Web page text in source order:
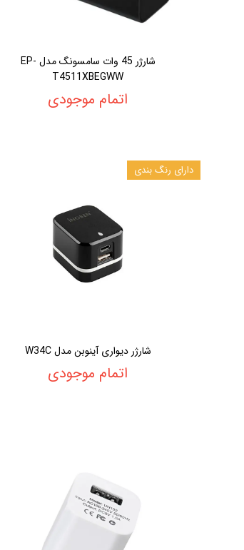
شارژر 45 وات سامسونگ مدل EP-
T4511XBEGWW
اتمام موجودی
شارژر دیواری آینوبن مدل W34C
اتمام موجودی
دارای رنگ بندی